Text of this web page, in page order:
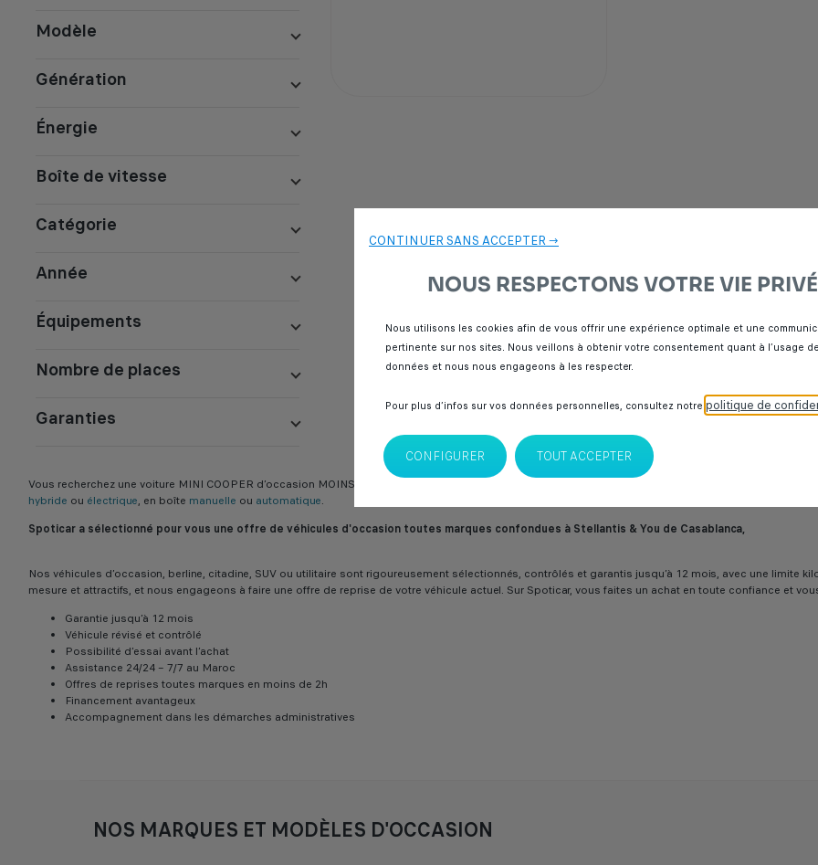
Modèle
Génération
Énergie
Boîte de vitesse
Catégorie
Année
Équipements
Nombre de places
Garanties
Vous recherchez une voiture MINI COOPER d’occasion MOINS DE 2.000 KM? Découvrez sur Spoticar notre sélection de
hybride ou électrique, en boîte manuelle ou automatique.
Spoticar a sélectionné pour vous une offre de véhicules d'occasion toutes marques confondues à Stellantis & You de Casablanca,
Nos véhicules d’occasion, berline, citadine, SUV ou utilitaire sont rigoureusement sélectionnés, contrôlés et garantis jusqu’à 12 mois, avec une limite
mesure et attractifs, et nous engageons à faire une offre de reprise de votre véhicule actuel. Sur Spoticar, vous faites un achat en toute confiance et
Garantie jusqu’à 12 mois
Véhicule révisé et contrôlé
Possibilité d’essai avant l’achat
Assistance 24/24 – 7/7 au Maroc
Offres de reprises toutes marques en moins de 2h
Financement avantageux
Accompagnement dans les démarches administratives
NOS MARQUES ET MODÈLES D'OCCASION
CONTINUER SANS ACCEPTER →
NOUS RESPECTONS VOTRE VIE
Nous utilisons les cookies afin de vous offrir une expérience optimale et une
pertinente sur nos sites. Nous veillons à obtenir votre consentement quant à l’usage
données et nous nous engageons à les respecter.
Pour plus d’infos sur vos données personnelles, consultez notre politique de
CONFIGURER TOUT ACCEPTER